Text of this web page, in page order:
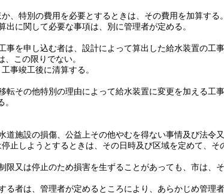
、特別の費用を必要とするときは、その費用を加算する。
出に関して必要な事項は、別に管理者が定める。
事を申し込む者は、設計によって算出した給水装置の工
この限りでない。
事竣工後に清算する。
転その他特別の理由によって給水装置に変更を加える
道施設の損傷、公益上その他やむを得ない事情及び法令
止しようとするときは、その日時及び区域を定めて、そ
限又は停止のため損害を生ずることがあっても、市は、そ
る者は、管理者が定めるところにより、あらかじめ管理